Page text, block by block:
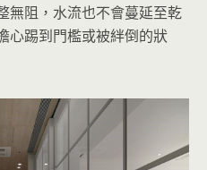
無阻，水流也不會蔓延至乾
心踢到門檻或被絆倒的狀